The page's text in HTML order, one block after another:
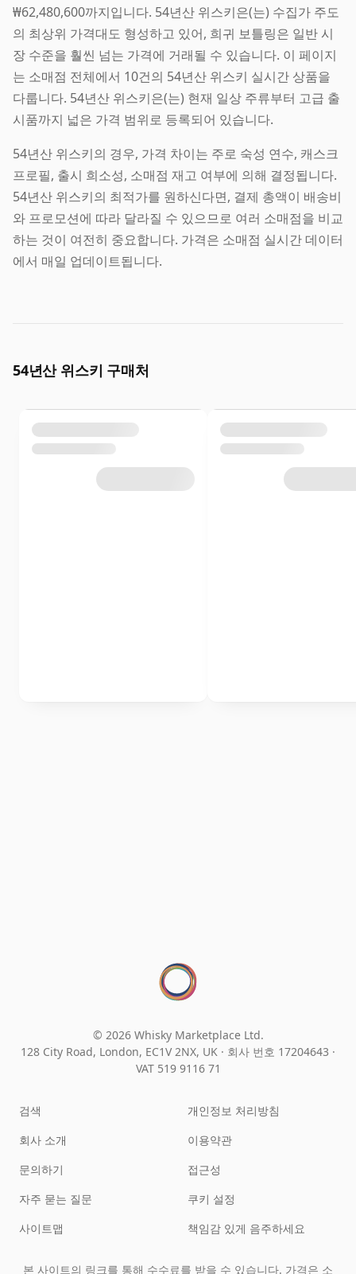
₩62,480,600까지입니다. 54년산 위스키은(는) 수집가 주도
의 최상위 가격대도 형성하고 있어, 희귀 보틀링은 일반 시
장 수준을 훨씬 넘는 가격에 거래될 수 있습니다. 이 페이지
는 소매점 전체에서 10건의 54년산 위스키 실시간 상품을
다룹니다. 54년산 위스키은(는) 현재 일상 주류부터 고급 출
시품까지 넓은 가격 범위로 등록되어 있습니다.
54년산 위스키의 경우, 가격 차이는 주로 숙성 연수, 캐스크
프로필, 출시 희소성, 소매점 재고 여부에 의해 결정됩니다.
54년산 위스키의 최적가를 원하신다면, 결제 총액이 배송비
와 프로모션에 따라 달라질 수 있으므로 여러 소매점을 비교
하는 것이 여전히 중요합니다. 가격은 소매점 실시간 데이터
에서 매일 업데이트됩니다.
54년산 위스키 구매처
© 2026 Whisky Marketplace Ltd.
128 City Road, London, EC1V 2NX, UK · 회사 번호 17204643 ·
VAT 519 9116 71
검색
회사 소개
문의하기
자주 묻는 질문
사이트맵
개인정보 처리방침
이용약관
접근성
쿠키 설정
책임감 있게 음주하세요
본 사이트의 링크를 통해 수수료를 받을 수 있습니다. 가격은 소